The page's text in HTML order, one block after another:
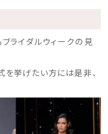
ライダルウィークの見
挙げたい方には是非、